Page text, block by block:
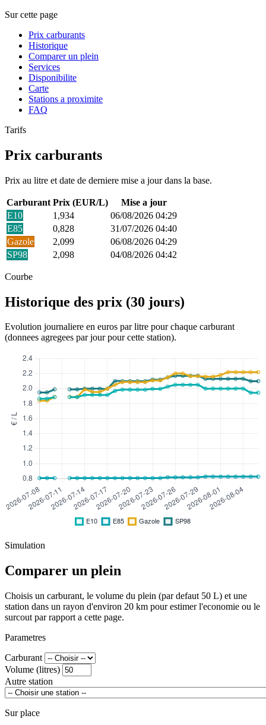
Sur cette page
Prix carburants
Historique
Comparer un plein
Services
Disponibilite
Carte
Stations a proximite
FAQ
Tarifs
Prix carburants
Prix au litre et date de derniere mise a jour dans la base.
Carburant Prix (EUR/L)
Mise a jour
E10
1,934
06/08/2026 04:29
E85
0,828
31/07/2026 04:40
Gazole
2,099
06/08/2026 04:29
SP98
2,098 04/08/2026 04:42
Courbe
Historique des prix (30 jours)
Evolution journaliere en euros par litre pour chaque carburant
(donnees agregees par jour pour cette station).
Simulation
Comparer un plein
Choisis un carburant, le volume du plein (par defaut 50 L) et une
station dans un rayon d'environ 20 km pour estimer l'economie ou le
surcout par rapport a cette page.
Parametres
Carburant
Volume (litres)
Autre station
Sur place